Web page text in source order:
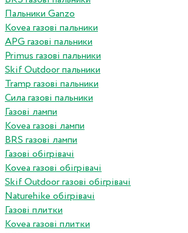
Пальники Ganzo
Kovea газові пальники
APG газові пальники
Primus газові пальники
Skif Outdoor пальники
Tramp газові пальники
Сила газові пальники
Газові лампи
Kovea газові лампи
BRS газові лампи
Газові обігрівачі
Kovea газові обігрівачі
Skif Outdoor газові обігрівачі
Naturehike обігрівачі
Газові плитки
Kovea газові плитки